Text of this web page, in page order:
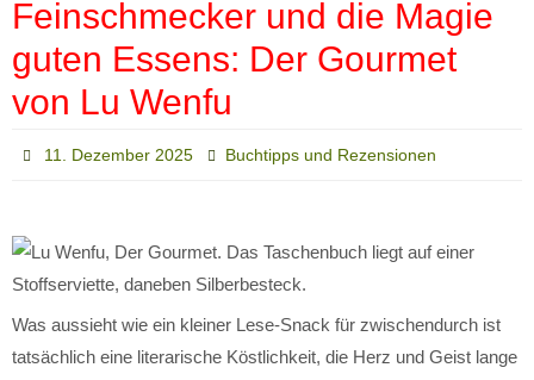
Feinschmecker und die Magie
guten Essens: Der Gourmet
von Lu Wenfu
11. Dezember 2025 Buchtipps und Rezensionen
Was aussieht wie ein kleiner Lese-Snack für zwischendurch ist
tatsächlich eine literarische Köstlichkeit, die Herz und Geist lange